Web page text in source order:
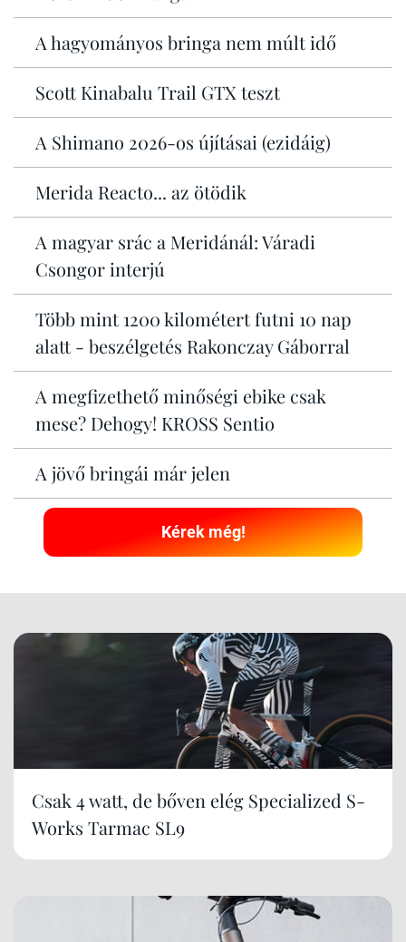
A hagyományos bringa nem múlt idő
Scott Kinabalu Trail GTX teszt
A Shimano 2026-os újításai (ezidáig)
Merida Reacto... az ötödik
A magyar srác a Meridánál: Váradi
Csongor interjú
Több mint 1200 kilométert futni 10 nap
alatt - beszélgetés Rakonczay Gáborral
A megfizethető minőségi ebike csak
mese? Dehogy! KROSS Sentio
A jövő bringái már jelen
Kérek még!
Csak 4 watt, de bőven elég Specialized S-
Works Tarmac SL9